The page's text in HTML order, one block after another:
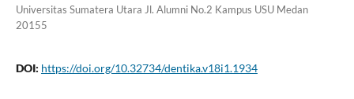
Universitas Sumatera Utara Jl. Alumni No.2 Kampus USU Medan
20155
DOI: https://doi.org/10.32734/dentika.v18i1.1934